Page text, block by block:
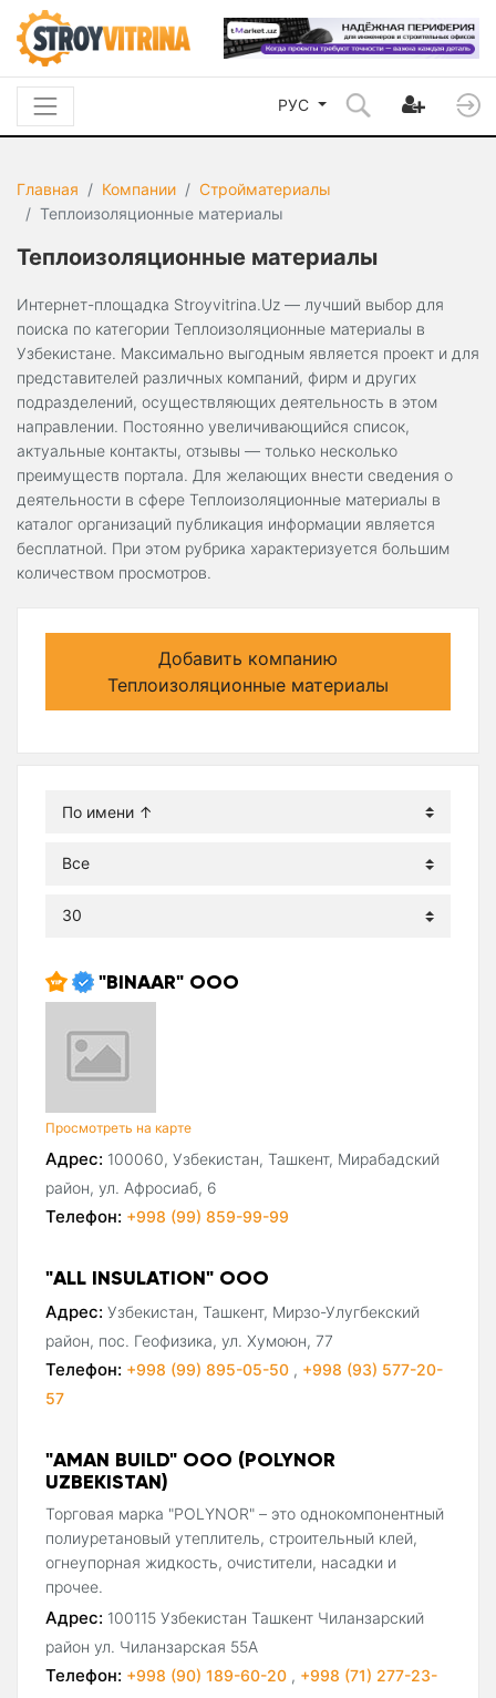
РУС
Главная Компании
Стройматериалы
Теплоизоляционные материалы
Теплоизоляционные материалы
Интернет-площадка Stroyvitrina.Uz — лучший выбор для
поиска по категории Теплоизоляционные материалы в
Узбекистане. Максимально выгодным является проект и для
представителей различных компаний, фирм и других
подразделений, осуществляющих деятельность в этом
направлении. Постоянно увеличивающийся список,
актуальные контакты, отзывы — только несколько
преимуществ портала. Для желающих внести сведения о
деятельности в сфере Теплоизоляционные материалы в
каталог организаций публикация информации является
бесплатной. При этом рубрика характеризуется большим
количеством просмотров.
Добавить компанию
Теплоизоляционные материалы
"BINAAR" ООО
Просмотреть на карте
Адрес: 100060, Узбекистан, Ташкент, Мирабадский
район, ул. Афросиаб, 6
Телефон: +998 (99) 859-99-99
"ALL INSULATION" ООО
Адрес: Узбекистан, Ташкент, Мирзо-Улугбекский
район, пос. Геофизика, ул. Хумоюн, 77
Телефон: +998 (99) 895-05-50 , +998 (93) 577-20-
57
"AMAN BUILD" ООО (POLYNOR
UZBEKISTAN)
Торговая марка "POLYNOR" – это однокомпонентный
полиуретановый утеплитель, строительный клей,
огнеупорная жидкость, очистители, насадки и
прочее.
Адрес: 100115 Узбекистан Ташкент Чиланзарский
район ул. Чиланзарская 55А
Телефон: +998 (90) 189-60-20 , +998 (71) 277-23-